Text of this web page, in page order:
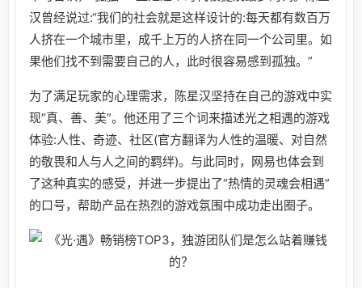
汉曾经说过:“我们的社会就是这样设计的:每天都有数百万
人挤在一个城市里，成千上万的人挤在同一个公司里。如
果他们找不到需要自己的人，此时很容易感到孤独。”
为了满足玩家的心理需求，陈星汉坚持在自己的游戏中实
现“真、善、美”。他还用了三个词来描述光之相遇的游戏
体验:人性、奇迹、社区(官方翻译为人性的温暖、对自然
的敬畏和人与人之间的羁绊)。与此同时，网易也体会到
了这种真实的感受，并进一步提出了“热情的灵魂会相遇”
的口号，帮助产品在热烈的游戏氛围中成功走出圈子。